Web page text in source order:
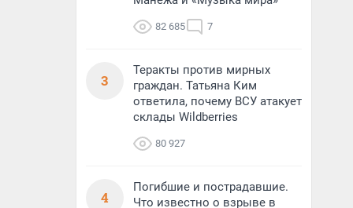
82 685 7
3
Теракты против мирных
граждан. Татьяна Ким
ответила, почему ВСУ атакует
склады Wildberries
80 927
4
Погибшие и пострадавшие.
Что известно о взрыве в